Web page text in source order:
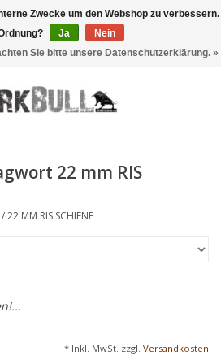
22 mm RIS
/22 MM RIS SCHIENE
* Inkl. MwSt. zzgl. Versandkosten
Zwecke um den Webshop zu verbessern.
Ja
Nein
Sie bitte unsere Datenschutzerklärung. »